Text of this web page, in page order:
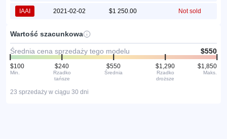
IAAI 2021-02-02 $1 250.00 Not sold
Wartość szacunkowa
Średnia cena sprzedaży tego modelu $550
$100
Min.
$240
Rzadko
tańsze
$550
Średnia
$1,290
Rzadko
droższe
$1,850
Maks.
23 sprzedaży w ciągu 30 dni